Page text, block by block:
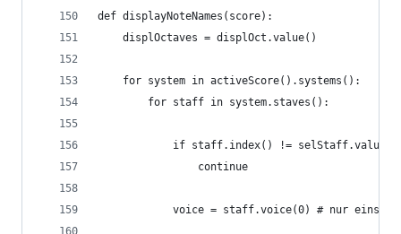
def displayNoteNames(score):
    displOctaves = displOct.value()
    for system in activeScore().systems():
        for staff in system.staves():
if staff.index() !=
                continue
voice = staff.voice(0) # nur